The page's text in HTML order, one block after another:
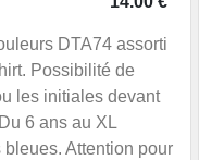
DTA74 assorti
Possibilité de
les initiales devant
6 ans au XL
Attention pour